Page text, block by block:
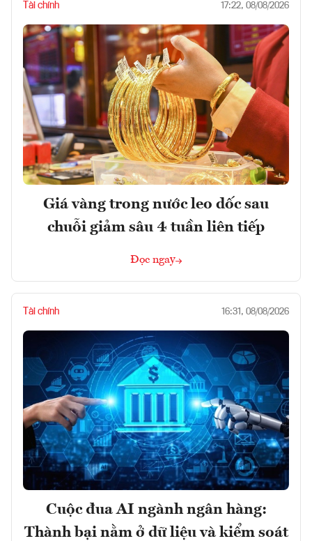
Tài chính 17:22, 08/08/2026
Giá vàng trong nước leo dốc sau
chuỗi giảm sâu 4 tuần liên tiếp
Đọc ngay
Tài chính 16:31, 08/08/2026
Cuộc đua AI ngành ngân hàng:
Thành bại nằm ở dữ liệu và kiểm soát